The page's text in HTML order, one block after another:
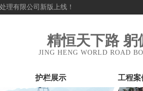
有限公司新版上线！ 重庆精恒金属表面处理
精恒天下路 躬
JING HENG WORLD ROAD
护栏展示 工程案